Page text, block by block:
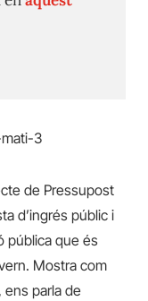
de Pressupost
d’ingrés públic i
pública que és
Mostra com
ens parla de